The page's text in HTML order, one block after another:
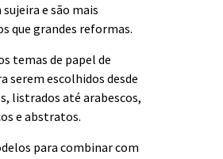
e são mais
que grandes reformas.
temas de papel de
serem escolhidos desde
listrados até arabescos,
e abstratos.
para combinar com